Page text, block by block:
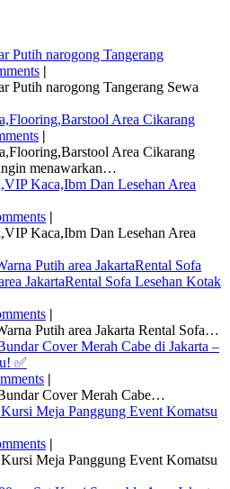
Putih narogong Tangerang
|
Putih narogong Tangerang Sewa
Area Cikarang
|
Area Cikarang
menawarkan…
Kaca,Ibm Dan Lesehan Area
|
Kaca,Ibm Dan Lesehan Area
Putih area JakartaRental Sofa
JakartaRental Sofa Lesehan Kotak
|
Putih area Jakarta Rental Sofa…
Cover Merah Cabe di Jakarta –
✅
|
Cover Merah Cabe…
Meja Panggung Event Komatsu
|
Meja Panggung Event Komatsu